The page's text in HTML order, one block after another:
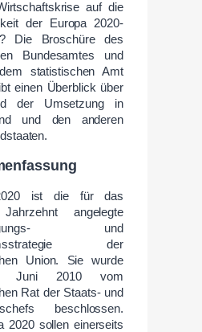
auf die
der Europa 2020-
Die Broschüre des
Bundesamtes und
statistischen Amt
einen Überblick über
der Umsetzung in
und den anderen
ist die für das
Jahrzehnt angelegte
und
der
Union. Sie wurde
Juni 2010 vom
Rat der Staats- und
beschlossen.
2020 sollen einerseits